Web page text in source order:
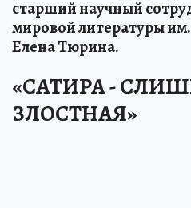
старший научный
мировой литературы
Елена Тюрина.
«САТИРА -
ЗЛОСТНАЯ»